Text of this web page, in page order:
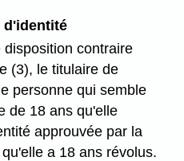
d'identité
disposition contraire
(3), le titulaire de
personne qui semble
de 18 ans qu'elle
approuvée par la
a 18 ans révolus.